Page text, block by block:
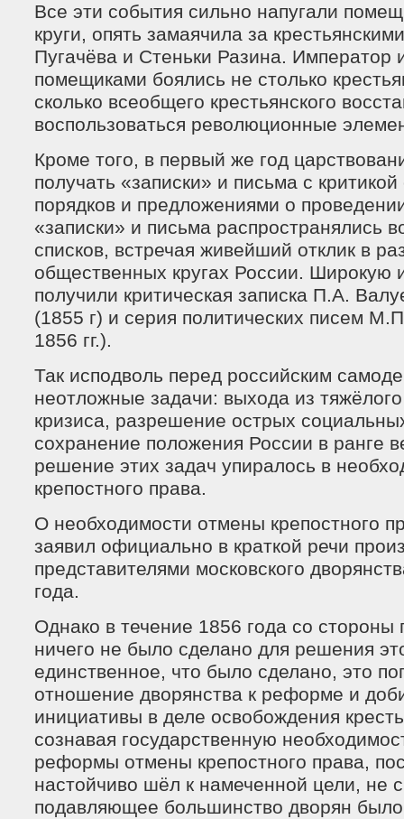
Все эти события сильно напугали
круги, опять замаячила за
Пугачёва и Стеньки Разина. Император
помещиками боялись не столько
сколько всеобщего крестьянского
воспользоваться революционные
Кроме того, в первый же год
получать «записки» и письма с
порядков и предложениями о
«записки» и письма распространялись
списков, встречая живейший отклик в
общественных кругах России. Широкую
получили критическая записка П.А.
(1855 г) и серия политических писем
1856 гг.).
Так исподволь перед российским
неотложные задачи: выхода из
кризиса, разрешение острых
сохранение положения России в ранге
решение этих задач упиралось в
крепостного права.
О необходимости отмены крепостного
заявил официально в краткой речи
представителями московского
года.
Однако в течение 1856 года со стороны
ничего не было сделано для решения
единственное, что было сделано, это
отношение дворянства к реформе и
инициативы в деле освобождения
сознавая государственную
реформы отмены крепостного права,
настойчиво шёл к намеченной цели, не
подавляющее большинство дворян